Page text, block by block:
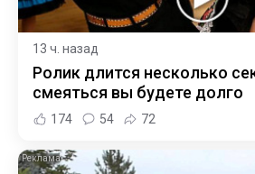
13 ч. назад
Ролик длится несколько
смеяться вы будете долго
174 54 72